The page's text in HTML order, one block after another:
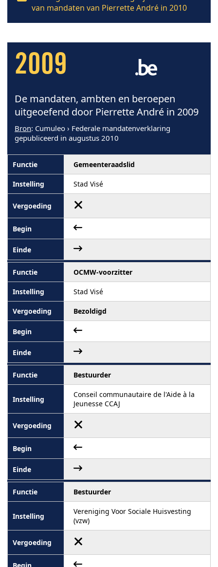
van mandaten van Pierrette André in 2010
2009
De mandaten, ambten en beroepen
uitgeoefend door Pierrette André in 2009
Bron: Cumuleo › Federale mandatenverklaring
gepubliceerd in augustus 2010
Gemeenteraadslid
Stad Visé
OCMW-voorzitter
Stad Visé
Bezoldigd
Bestuurder
Conseil communautaire de l'Aide à la
Jeunesse CCAJ
Bestuurder
Vereniging Voor Sociale Huisvesting
(vzw)